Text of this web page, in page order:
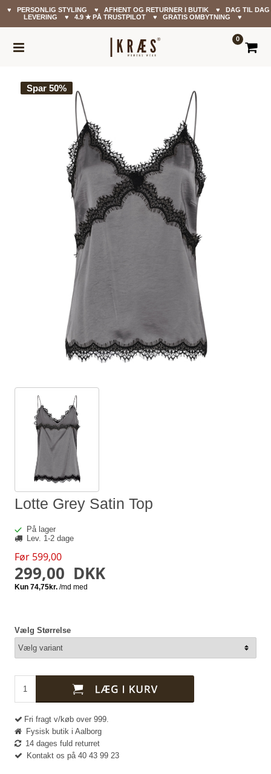
♥ PERSONLIG STYLING ♥ AFHENT OG RETURNER I BUTIK ♥ DAG TIL DAG
LEVERING ♥ 4.9 ✭ PÅ TRUSTPILOT ♥ GRATIS OMBYTNING ♥
0
Spar 50%
Lotte Grey Satin Top
På lager
Lev. 1-2 dage
Før 599,00
299,00 DKK
Vælg Størrelse
Fri fragt v/køb over 999.
Fysisk butik i Aalborg
14 dages fuld returret
Kontakt os på 40 43 99 23